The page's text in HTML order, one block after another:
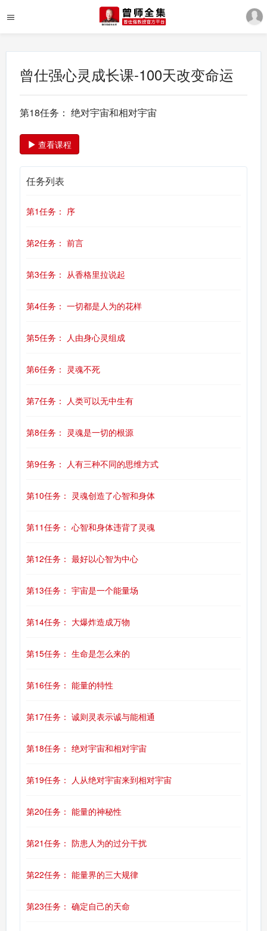
曾仕强心灵成长课-100天改变命运
第18任务： 绝对宇宙和相对宇宙
查看课程
任务列表
第1任务： 序
第2任务： 前言
第3任务： 从香格里拉说起
第4任务： 一切都是人为的花样
第5任务： 人由身心灵组成
第6任务： 灵魂不死
第7任务： 人类可以无中生有
第8任务： 灵魂是一切的根源
第9任务： 人有三种不同的思维方式
第10任务： 灵魂创造了心智和身体
第11任务： 心智和身体违背了灵魂
第12任务： 最好以心智为中心
第13任务： 宇宙是一个能量场
第14任务： 大爆炸造成万物
第15任务： 生命是怎么来的
第16任务： 能量的特性
第17任务： 诚则灵表示诚与能相通
第18任务： 绝对宇宙和相对宇宙
第19任务： 人从绝对宇宙来到相对宇宙
第20任务： 能量的神秘性
第21任务： 防患人为的过分干扰
第22任务： 能量界的三大规律
第23任务： 确定自己的天命